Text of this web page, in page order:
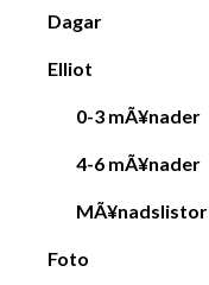
Dagar
Elliot
0-3 mÃ¥nader
4-6 mÃ¥nader
MÃ¥nadslistor
Foto